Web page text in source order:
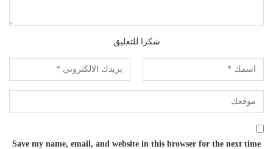
شكرا للتعليق
Save my name, email, and website in this browser for the next time